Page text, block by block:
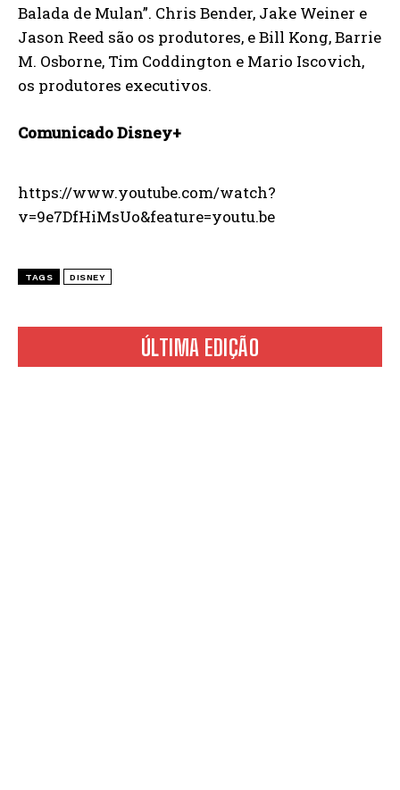
ÚLTIMA EDIÇÃO
Balada de Mulan”. Chris Bender, Jake Weiner e
Jason Reed são os produtores, e Bill Kong, Barrie
M. Osborne, Tim Coddington e Mario Iscovich,
os produtores executivos.
Comunicado Disney+
https://www.youtube.com/watch?
v=9e7DfHiMsUo&feature=youtu.be
TAGS DISNEY